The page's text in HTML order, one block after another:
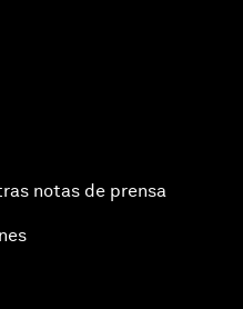
notas de prensa